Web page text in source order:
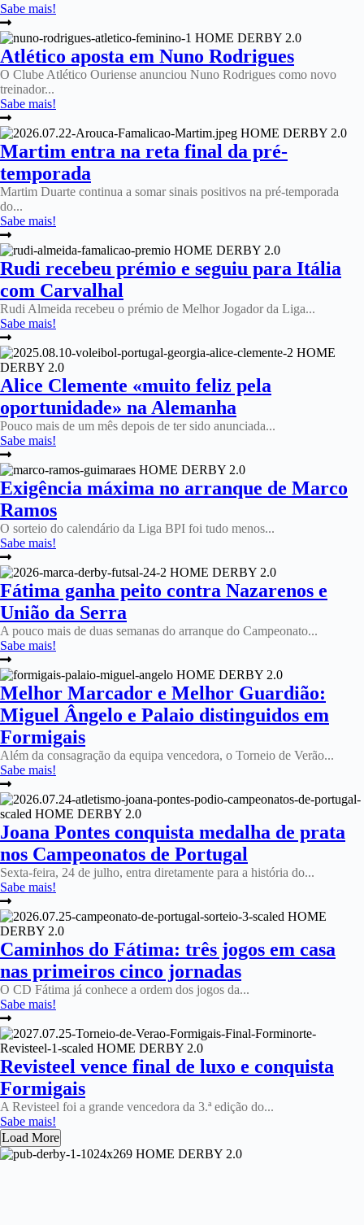
Sabe mais!
Atlético aposta em Nuno Rodrigues
O Clube Atlético Ouriense anunciou Nuno Rodrigues como novo
treinador...
Sabe mais!
Martim entra na reta final da pré-
temporada
Martim Duarte continua a somar sinais positivos na pré-temporada
do...
Sabe mais!
Rudi recebeu prémio e seguiu para Itália
com Carvalhal
Rudi Almeida recebeu o prémio de Melhor Jogador da Liga...
Sabe mais!
Alice Clemente «muito feliz pela
oportunidade» na Alemanha
Pouco mais de um mês depois de ter sido anunciada...
Sabe mais!
Exigência máxima no arranque de Marco
Ramos
O sorteio do calendário da Liga BPI foi tudo menos...
Sabe mais!
Fátima ganha peito contra Nazarenos e
União da Serra
A pouco mais de duas semanas do arranque do Campeonato...
Sabe mais!
Melhor Marcador e Melhor Guardião:
Miguel Ângelo e Palaio distinguidos em
Formigais
Além da consagração da equipa vencedora, o Torneio de Verão...
Sabe mais!
Joana Pontes conquista medalha de prata
nos Campeonatos de Portugal
Sexta-feira, 24 de julho, entra diretamente para a história do...
Sabe mais!
Caminhos do Fátima: três jogos em casa
nas primeiros cinco jornadas
O CD Fátima já conhece a ordem dos jogos da...
Sabe mais!
Revisteel vence final de luxo e conquista
Formigais
A Revisteel foi a grande vencedora da 3.ª edição do...
Sabe mais!
Load More